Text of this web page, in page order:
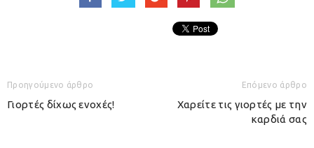
Προηγούμενο άρθρο
Γιορτές δίχως ενοχές!
Επόμενο άρθρο
Χαρείτε τις γιορτές με την
καρδιά σας